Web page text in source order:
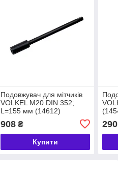
Подовжувач для мітчиків
VOLKEL М20 DIN 352;
L=155 мм (14612)
908₴
Купити
290